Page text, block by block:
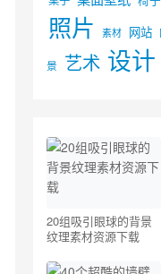
照片 素材 网站
景 艺术 设计
20组吸引眼球的背景
纹理素材资源下载